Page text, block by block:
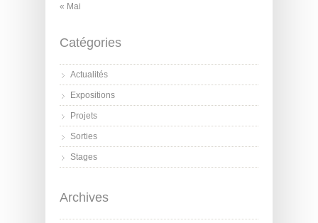
« Mai
Catégories
Actualités
Expositions
Projets
Sorties
Stages
Archives